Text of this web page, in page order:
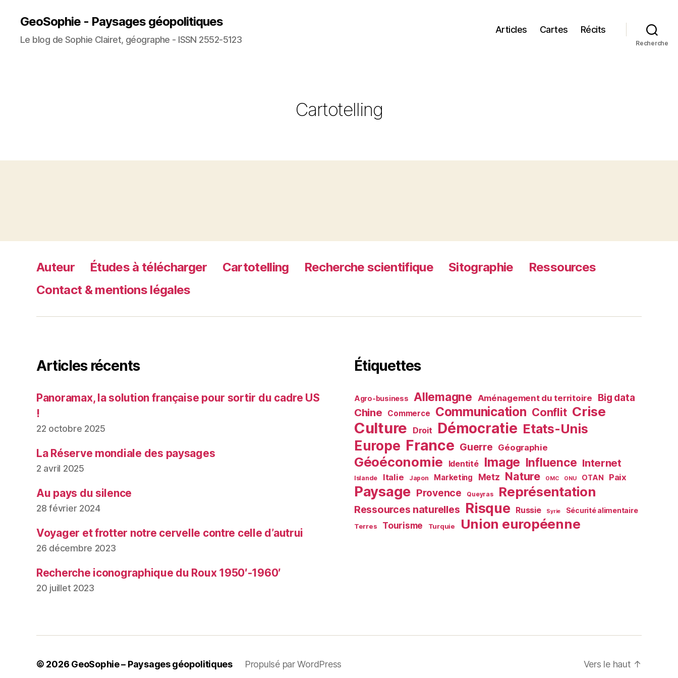
GeoSophie - Paysages géopolitiques
Le blog de Sophie Clairet, géographe - ISSN 2552-5123
Articles Cartes Récits
Recherche
Cartotelling
Auteur Études à télécharger Cartotelling Recherche scientifique Sitographie
Ressources
Contact & mentions légales
Articles récents
Panoramax, la solution française pour sortir du cadre US
!
22 octobre 2025
La Réserve mondiale des paysages
2 avril 2025
Au pays du silence
28 février 2024
Voyager et frotter notre cervelle contre celle d’autrui
26 décembre 2023
Recherche iconographique du Roux 1950′-1960′
20 juillet 2023
Étiquettes
Agro-business Allemagne Aménagement du territoire Big data
Chine Commerce Communication Conflit Crise
Culture Droit Démocratie Etats-Unis
Europe France Guerre Géographie
Géoéconomie Identité Image Influence Internet
Islande Italie Japon Marketing Metz Nature OMC ONU OTAN Paix
Paysage Provence Queyras Représentation
Ressources naturelles Risque Russie Syrie Sécurité alimentaire
Terres Tourisme Turquie Union européenne
© 2026 GeoSophie – Paysages géopolitiques Propulsé par WordPress Vers le haut ↑